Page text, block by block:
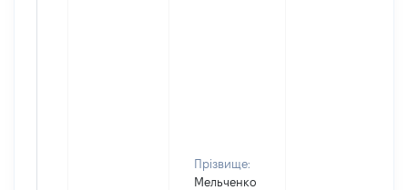
Прізвище:
Мельченко